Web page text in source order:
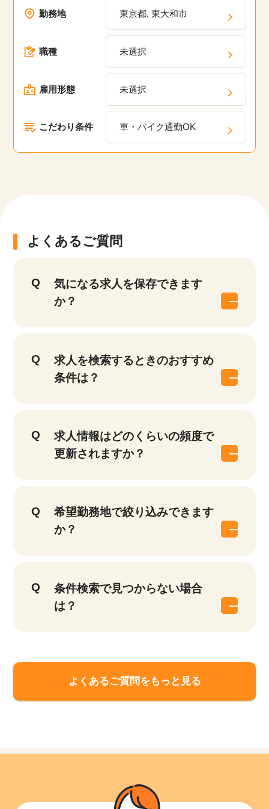
勤務地 東京都, 東大和市
職種 未選択
雇用形態 未選択
こだわり条件 車・バイク通勤OK
よくあるご質問
気になる求人を保存できます
か？
求人を検索するときのおすすめ
条件は？
求人情報はどのくらいの頻度で
更新されますか？
希望勤務地で絞り込みできます
か？
条件検索で見つからない場合
は？
よくあるご質問をもっと見る
17,050 他の条件を選択